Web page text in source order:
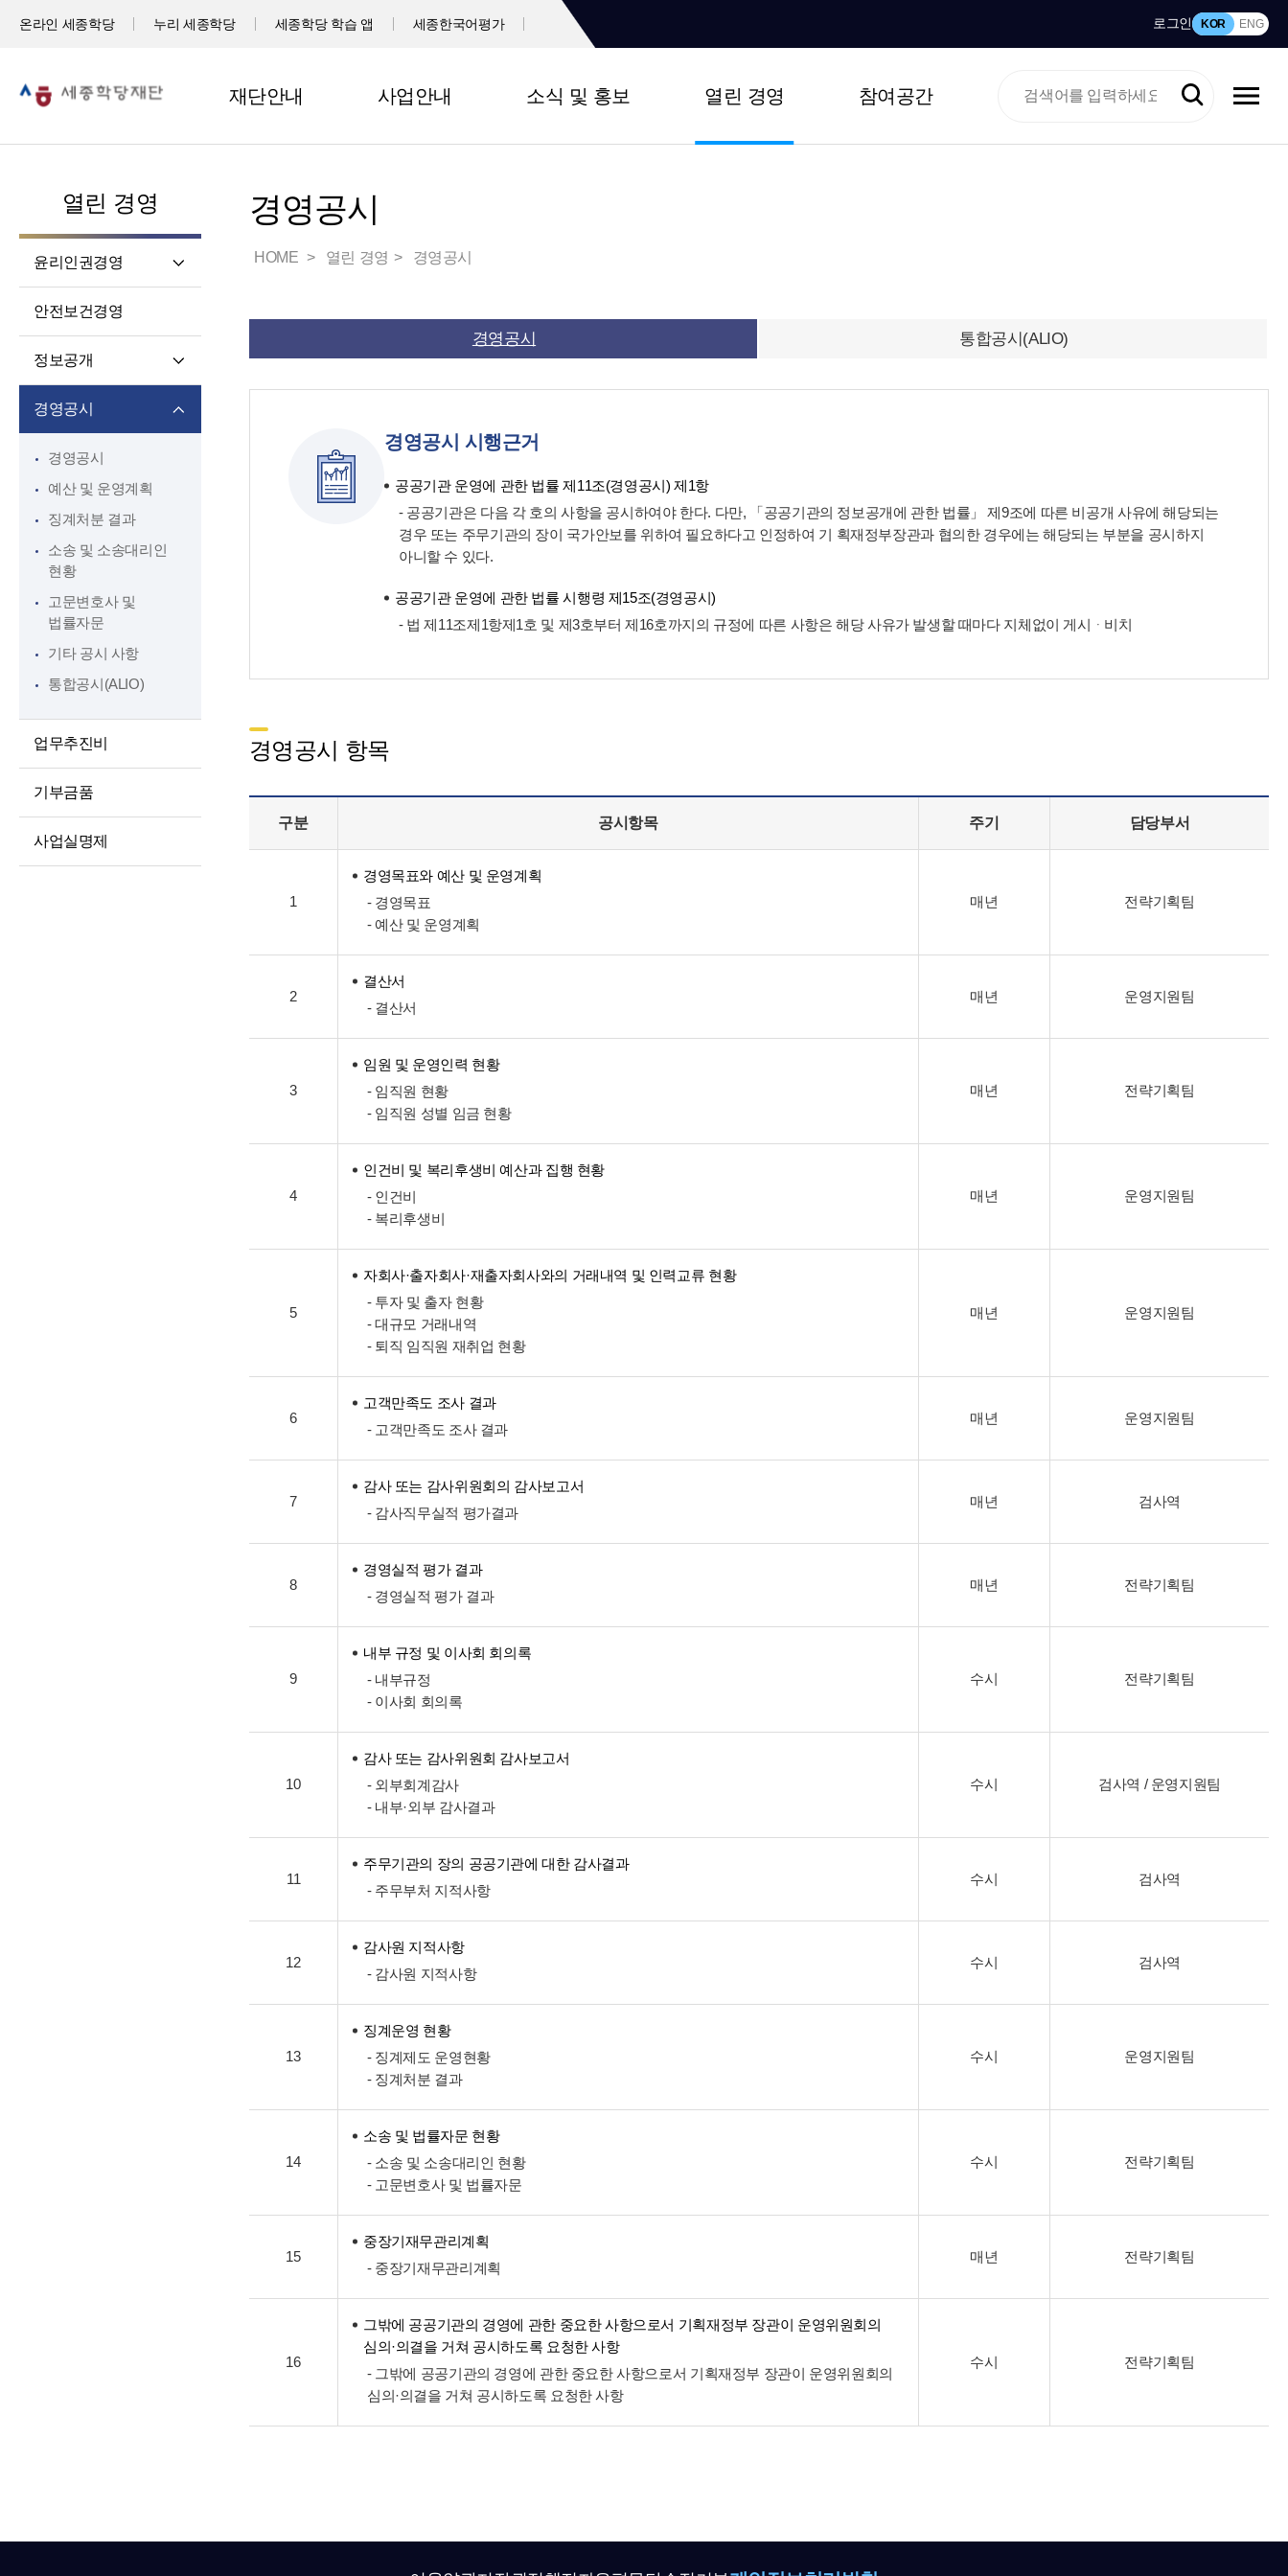
온라인 세종학당 누리 세종학당 세종학당 학습 앱 세종한국어평가 로그인 KOR ENG
재단안내 사업안내 소식 및 홍보 열린 경영 참여공간
열린 경영
윤리인권경영
고객서비스 헌장
윤리 자가 진단
재단 청렴 실천 결의문
인권경영
윤리인권경영 활동
청렴포털부패신고
익명부패신고
(레드휘슬)
청렴포털공익신고
갑질피해신고
안전보건경영
정보공개
처리절차
정보공개방법
불복구제절차
비공개세부기준
공공데이터 개방
경영공시
경영공시
예산 및 운영계획
징계처분 결과
소송 및 소송대리인
현황
고문변호사 및
법률자문
기타 공시 사항
통합공시(ALIO)
업무추진비
기부금품
사업실명제
경영공시
HOME 열린 경영 경영공시
경영공시 통합공시(ALIO)
경영공시 시행근거
공공기관 운영에 관한 법률 제11조(경영공시) 제1항
- 공공기관은 다음 각 호의 사항을 공시하여야 한다. 다만, 「공공기관의 정보공개에 관한 법률」 제9조에 따른 비공개 사유에 해당되는
경우 또는 주무기관의 장이 국가안보를 위하여 필요하다고 인정하여 기 획재정부장관과 협의한 경우에는 해당되는 부분을 공시하지
아니할 수 있다.
공공기관 운영에 관한 법률 시행령 제15조(경영공시)
- 법 제11조제1항제1호 및 제3호부터 제16호까지의 규정에 따른 사항은 해당 사유가 발생할 때마다 지체없이 게시ᆞ비치
경영공시 항목
구분 공시항목 주기 담당부서
1
경영목표와 예산 및 운영계획
- 경영목표
- 예산 및 운영계획
매년 전략기획팀
2
결산서
- 결산서
매년 운영지원팀
3
임원 및 운영인력 현황
- 임직원 현황
- 임직원 성별 임금 현황
매년 전략기획팀
4
인건비 및 복리후생비 예산과 집행 현황
- 인건비
- 복리후생비
매년 운영지원팀
5
자회사·출자회사·재출자회사와의 거래내역 및 인력교류 현황
- 투자 및 출자 현황
- 대규모 거래내역
- 퇴직 임직원 재취업 현황
매년 운영지원팀
6
고객만족도 조사 결과
- 고객만족도 조사 결과
매년 운영지원팀
7
감사 또는 감사위원회의 감사보고서
- 감사직무실적 평가결과
매년 검사역
8
경영실적 평가 결과
- 경영실적 평가 결과
매년 전략기획팀
9
내부 규정 및 이사회 회의록
- 내부규정
- 이사회 회의록
수시 전략기획팀
10
감사 또는 감사위원회 감사보고서
- 외부회계감사
- 내부·외부 감사결과
수시 검사역 / 운영지원팀
11
주무기관의 장의 공공기관에 대한 감사결과
- 주무부처 지적사항
수시 검사역
12
감사원 지적사항
- 감사원 지적사항
수시 검사역
13
징계운영 현황
- 징계제도 운영현황
- 징계처분 결과
수시 운영지원팀
14
소송 및 법률자문 현황
- 소송 및 소송대리인 현황
- 고문변호사 및 법률자문
수시 전략기획팀
15
중장기재무관리계획
- 중장기재무관리계획
매년 전략기획팀
16
그밖에 공공기관의 경영에 관한 중요한 사항으로서 기획재정부 장관이 운영위원회의
심의·의결을 거쳐 공시하도록 요청한 사항
- 그밖에 공공기관의 경영에 관한 중요한 사항으로서 기획재정부 장관이 운영위원회의
심의·의결을 거쳐 공시하도록 요청한 사항
수시 전략기획팀